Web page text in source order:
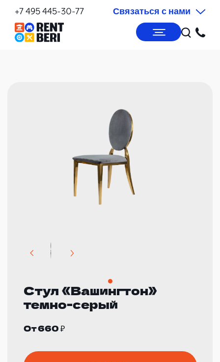
+7 495 445-30-77 Связаться с нами
Стул «Вашингтон»
темно-серый
От 660 ₽